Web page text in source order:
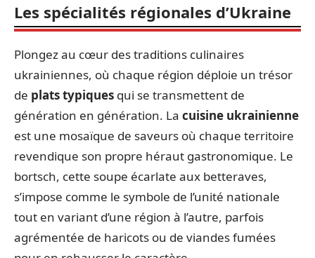
Les spécialités régionales d’Ukraine
Plongez au cœur des traditions culinaires
ukrainiennes, où chaque région déploie un trésor
de plats typiques qui se transmettent de
génération en génération. La cuisine ukrainienne
est une mosaïque de saveurs où chaque territoire
revendique son propre héraut gastronomique. Le
bortsch, cette soupe écarlate aux betteraves,
s’impose comme le symbole de l’unité nationale
tout en variant d’une région à l’autre, parfois
agrémentée de haricots ou de viandes fumées